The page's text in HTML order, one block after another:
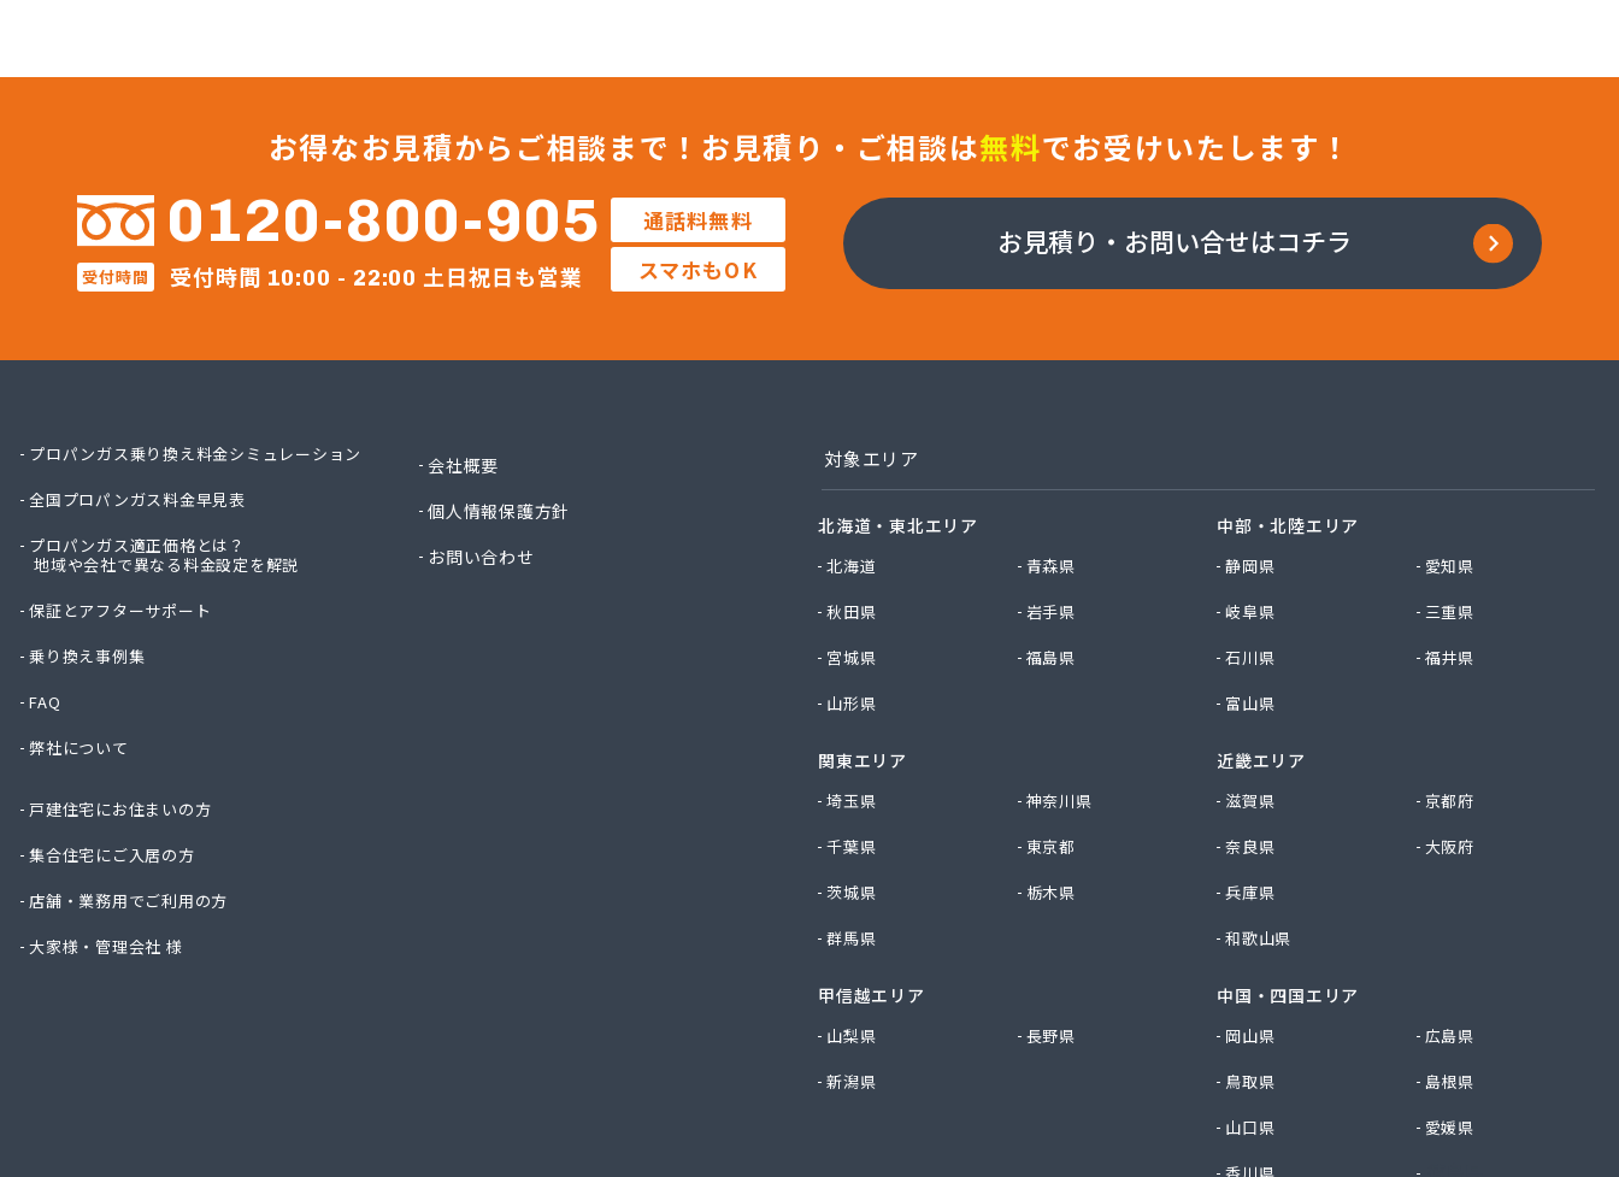
ガステックサービス株式会社 西尾営業所
ガステックサービス株式会社 尾張支店 春日井営業所
ガステックサービス株式会社 豊川営業所
カネテン商店
かね安商店
カネ庄津島店
サンダイ燃料店
ダイイチガスコム株式会社 尾張営業所
チリウヒーターサービス
ニイミガス株式会社
ニイミ産業株式会社 ホームガス 名古屋西営業所
お得なお見積からご相談まで！ お見積り・ご相談は無料でお受けいたします！
0120-800-905
受付時間 受付時間 10:00 - 22:00 土日祝日も営業
通話料無料
スマホもOK
お見積り・お問い合せはコチラ
プロパンガス乗り換え料金シミュレーション
全国プロパンガス料金早見表
プロパンガス適正価格とは？
地域や会社で異なる料金設定を解説
保証とアフターサポート
乗り換え事例集
FAQ
弊社について
戸建住宅にお住まいの方
集合住宅にご入居の方
店舗・業務用でご利用の方
大家様・管理会社 様
会社概要
個人情報保護方針
お問い合わせ
対象エリア
北海道・東北エリア
北海道
青森県
秋田県
岩手県
宮城県
福島県
山形県
関東エリア
埼玉県
神奈川県
千葉県
東京都
茨城県
栃木県
群馬県
甲信越エリア
山梨県
長野県
新潟県
中部・北陸エリア
静岡県
愛知県
岐阜県
三重県
石川県
福井県
富山県
近畿エリア
滋賀県
京都府
奈良県
大阪府
兵庫県
和歌山県
中国・四国エリア
岡山県
広島県
鳥取県
島根県
山口県
愛媛県